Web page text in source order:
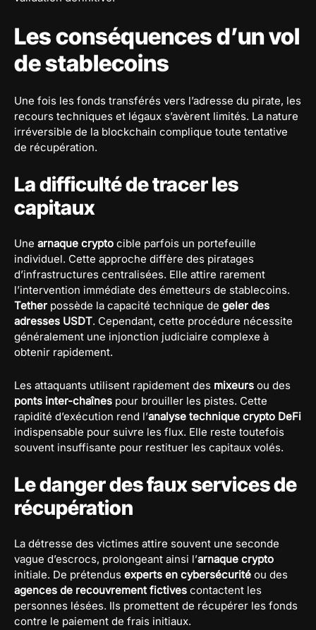
Les conséquences d’un vol
de stablecoins
Une fois les fonds transférés vers l’adresse du pirate, les
recours techniques et légaux s’avèrent limités. La nature
irréversible de la blockchain complique toute tentative
de récupération.
La difficulté de tracer les
capitaux
Une arnaque crypto cible parfois un portefeuille
individuel. Cette approche diffère des piratages
d’infrastructures centralisées. Elle attire rarement
l’intervention immédiate des émetteurs de stablecoins.
Tether possède la capacité technique de geler des
adresses USDT. Cependant, cette procédure nécessite
généralement une injonction judiciaire complexe à
obtenir rapidement.
Les attaquants utilisent rapidement des mixeurs ou des
ponts inter-chaînes pour brouiller les pistes. Cette
rapidité d’exécution rend l’analyse technique crypto DeFi
indispensable pour suivre les flux. Elle reste toutefois
souvent insuffisante pour restituer les capitaux volés.
Le danger des faux services de
récupération
La détresse des victimes attire souvent une seconde
vague d’escrocs, prolongeant ainsi l’arnaque crypto
initiale. De prétendus experts en cybersécurité ou des
agences de recouvrement fictives contactent les
personnes lésées. Ils promettent de récupérer les fonds
contre le paiement de frais initiaux.